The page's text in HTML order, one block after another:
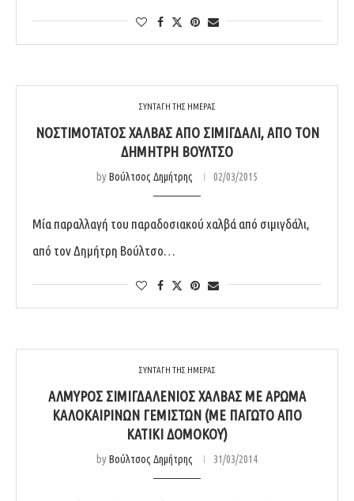
ΣΥΝΤΑΓΗ ΤΗΣ ΗΜΕΡΑΣ
ΝΟΣΤΙΜΌΤΑΤΟΣ ΧΑΛΒΆΣ ΑΠΌ ΣΙΜΙΓΔΆΛΙ, ΑΠΌ ΤΟΝ
ΔΗΜΉΤΡΗ ΒΟΎΛΤΣΟ
byΒούλτσος Δημήτρης 02/03/2015
Μία παραλλαγή του παραδοσιακού χαλβά από σιμιγδάλι,
από τον Δημήτρη Βούλτσο…
ΣΥΝΤΑΓΗ ΤΗΣ ΗΜΕΡΑΣ
ΑΛΜΥΡΌΣ ΣΙΜΙΓΔΑΛΈΝΙΟΣ ΧΑΛΒΆΣ ΜΕ ΆΡΩΜΑ
ΚΑΛΟΚΑΙΡΙΝΏΝ ΓΕΜΙΣΤΏΝ (ΜΕ ΠΑΓΩΤΌ ΑΠΌ
ΚΑΤΊΚΙ ΔΟΜΟΚΟΎ)
byΒούλτσος Δημήτρης 31/03/2014